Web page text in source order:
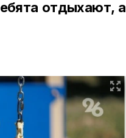
отдыхают, а